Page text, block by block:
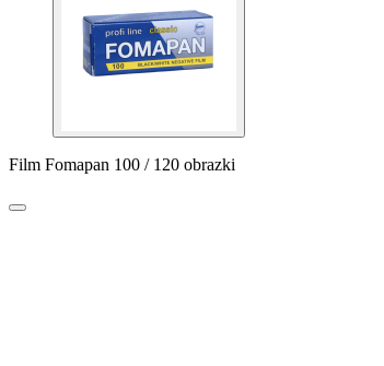
Film Fomapan 100 / 120 obrazki